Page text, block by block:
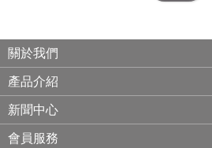
關於我們
產品介紹
新聞中心
會員服務